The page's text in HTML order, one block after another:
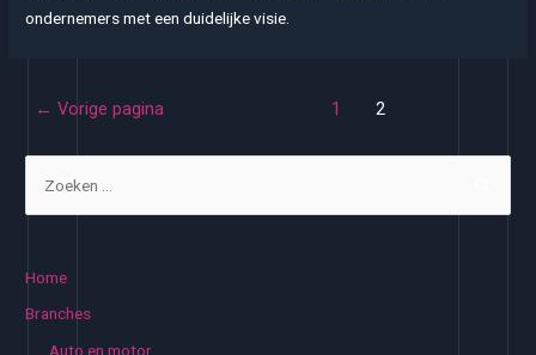
ondernemers met een duidelijke visie.
Berichten
← Vorige pagina 1 2
Home
Branches
Auto en motor